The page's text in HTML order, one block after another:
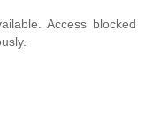
Access blocked